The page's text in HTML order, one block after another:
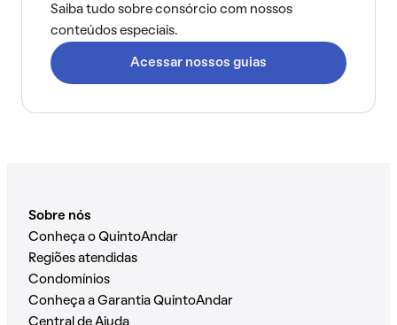
Saiba tudo sobre consórcio com nossos
conteúdos especiais.
Acessar nossos guias
Sobre nós
Conheça o QuintoAndar
Regiões atendidas
Condomínios
Conheça a Garantia QuintoAndar